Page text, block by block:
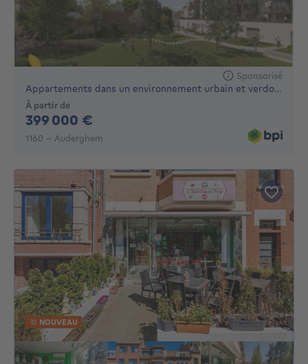
Sponsorisé
Appartements dans un environnement urbain et verdoyant
À partir de
399 000 €
1160 - Auderghem
NOUVEAU